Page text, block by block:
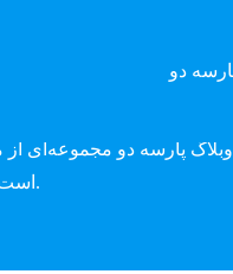
وبلاگ پارسه دو مجموعه‌ای
است که سعی دارد بهترین مقالات در این زمینه ارائه دهد.